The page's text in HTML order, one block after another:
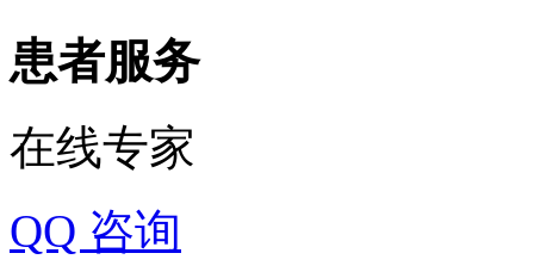
患者服务
在线专家
QQ 咨询